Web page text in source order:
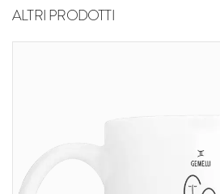
ALTRI PRODOTTI